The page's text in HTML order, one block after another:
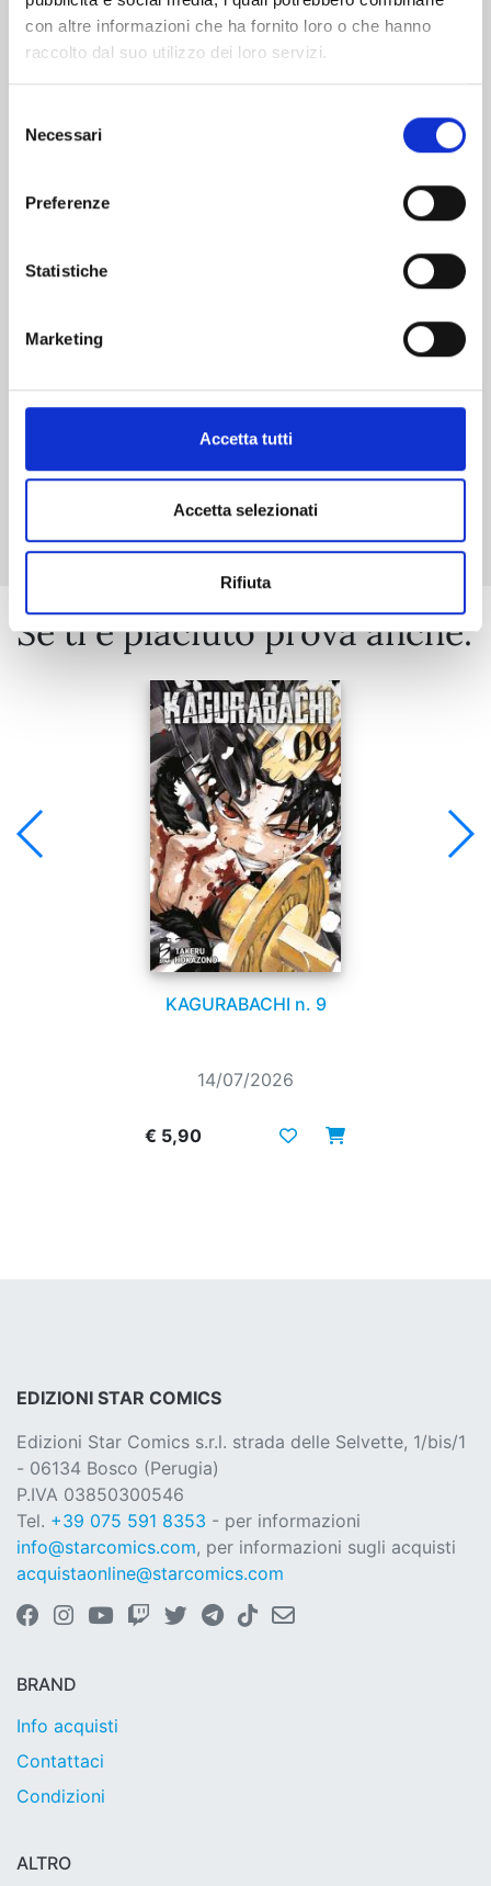
con altre informazioni che ha fornito loro o che hanno
raccolto dal suo utilizzo dei loro servizi.
delNecessari
Preferenze
Statistiche
Marketing
Accetta tutti
Accetta selezionati
Rifiuta
Se ti è piaciuto prova anche:
KAGURABACHI n. 9
14/07/2026
€ 5,90
EDIZIONI STAR COMICS
Edizioni Star Comics s.r.l. strada delle Selvette, 1/bis/1
- 06134 Bosco (Perugia)
P.IVA 03850300546
Tel. +39 075 591 8353 - per informazioni
info@starcomics.com, per informazioni sugli acquisti
acquistaonline@starcomics.com
BRAND
Info acquisti
Contattaci
Condizioni
ALTRO